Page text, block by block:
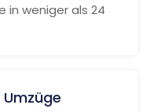
in weniger als 24